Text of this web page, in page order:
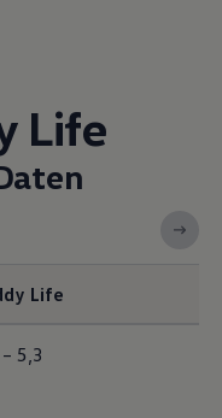
Life
Life
5,3